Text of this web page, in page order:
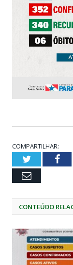
COMPARTILHAR:
Twitter
Email
CONTEÚDO